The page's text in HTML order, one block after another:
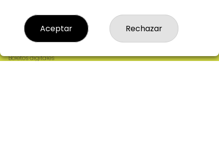
Resultados
Contacto
Empresas
Boletos digitales
Aceptar Rechazar